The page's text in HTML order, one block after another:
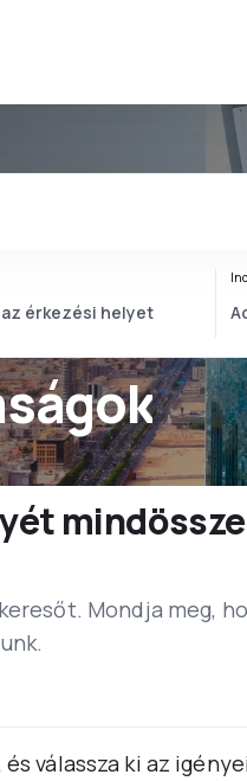
Mondja meg,
válassza ki az